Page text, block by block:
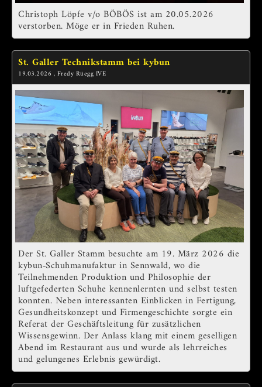
Christoph Löpfe v/o BÖBÖS ist am 20.05.2026
verstorben. Möge er in Frieden Ruhen.
St. Galler Technikstamm bei kybun
19.03.2026 , Fredy Rüegg IVE
Der St. Galler Stamm besuchte am 19. März 2026 die
kybun‑Schuhmanufaktur in Sennwald, wo die
Teilnehmenden Produktion und Philosophie der
luftgefederten Schuhe kennenlernten und selbst testen
konnten. Neben interessanten Einblicken in Fertigung,
Gesundheitskonzept und Firmengeschichte sorgte ein
Referat der Geschäftsleitung für zusätzlichen
Wissensgewinn. Der Anlass klang mit einem geselligen
Abend im Restaurant aus und wurde als lehrreiches
und gelungenes Erlebnis gewürdigt.